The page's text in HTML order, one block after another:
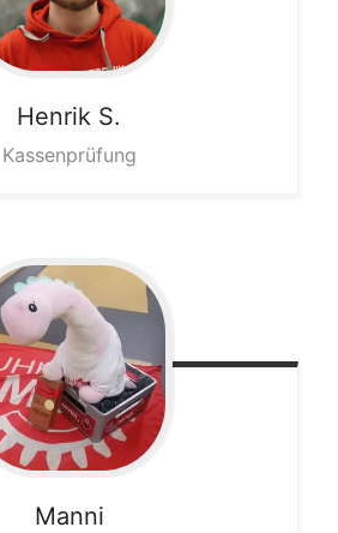
Henrik S.
Kassenprüfung
Manni